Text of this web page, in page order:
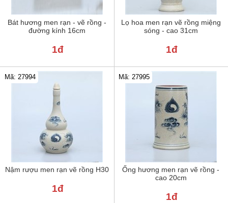
Bát hương men rạn - vẽ rồng -
đường kính 16cm
1đ
Lọ hoa men rạn vẽ rồng miệng
sóng - cao 31cm
1đ
Nậm rượu men rạn vẽ rồng H30
Mã: 27994
1đ
Ống hương men rạn vẽ rồng -
cao 20cm
Mã: 27995
1đ